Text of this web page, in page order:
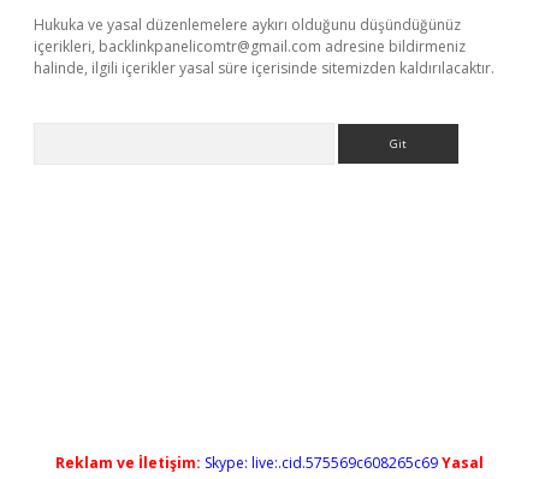
Hukuka ve yasal düzenlemelere aykırı olduğunu düşündüğünüz
içerikleri, backlinkpanelicomtr@gmail.com adresine bildirmeniz
halinde, ilgili içerikler yasal süre içerisinde sitemizden kaldırılacaktır.
Reklam ve İletişim: Skype: live:.cid.575569c608265c69Yasal